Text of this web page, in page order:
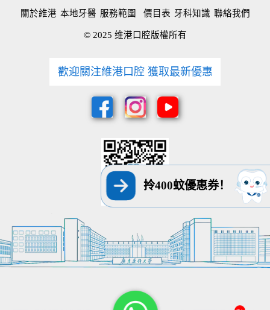
關於維港 本地牙醫 服務範圍 價目表 牙科知識 聯絡我們
© 2025 维港口腔版權所有
歡迎關注維港口腔 獲取最新優惠
拎400蚊優惠券！